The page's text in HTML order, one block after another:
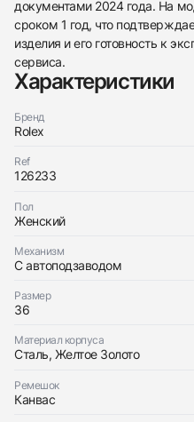
438
285
145
142
205
204
195
150
6
документами 2024 года. На
сроком 1 год, что
изделия и его готовность к
сервиса.
Характеристики
Бренд
Rolex
Ref
126233
Пол
Женский
Механизм
С автоподзаводом
Размер
36
Материал корпуса
Сталь, Желтое Золото
Ремешок
Канвас
Заказать эти
с вами
Gold
Как новые
Оставьте ваши
$18,550